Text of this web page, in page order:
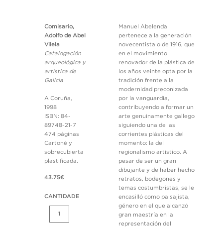
Comisario,
Adolfo de Abel
Vilela
Catalogación
arqueológica y
artística de
Galicia
A Coruña,
1998
ISBN: 84-
89748-21-7
474 páginas
Cartoné y
sobrecubierta
plastificada.
43.75€
CANTIDADE
Manuel Abelenda
pertenece a la generación
novecentista o de 1916, que
en el movimiento
renovador de la plástica de
los años veinte opta por la
tradición frente a la
modernidad preconizada
por la vanguardia,
contribuyendo a formar un
arte genuinamente gallego
siguiendo una de las
corrientes plásticas del
momento: la del
regionalismo artístico. A
pesar de ser un gran
dibujante y de haber hecho
retratos, bodegones y
temas costumbristas, se le
encasilló como paisajista,
género en el que alcanzó
gran maestría en la
representación del